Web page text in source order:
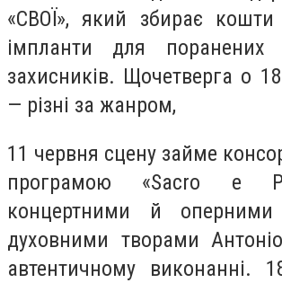
«СВОЇ», який збирає кошти
імпланти для поранених
захисників. Щочетверга о
— різні за жанром,
11 червня сцену займе
програмою «Sacro e
концертними й
духовними творами
автентичному виконанні.